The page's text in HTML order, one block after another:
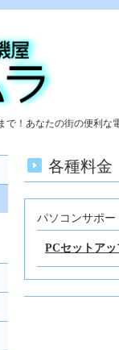
で！あなたの街の便利な
各種料金
パソコンサポー
PCセットアッ